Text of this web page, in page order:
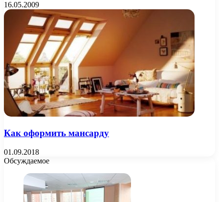
16.05.2009
Как оформить мансарду
01.09.2018
Обсуждаемое